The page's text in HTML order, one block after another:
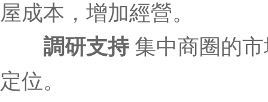
屋成本，增加經營。
調研支持 集中商圈的
定位。